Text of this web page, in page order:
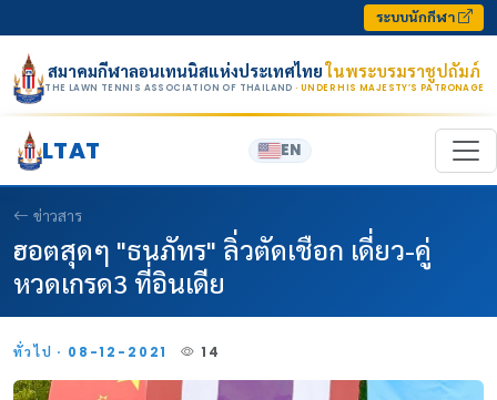
ระบบนักกีฬา
สมาคมกีฬาลอนเทนนิสแห่งประเทศไทยในพระบรมราชูปถัมภ์
THE LAWN TENNIS ASSOCIATION OF THAILAND · UNDER HIS MAJESTY’S PATRONAGE
LTAT EN
ข่าวสาร
ฮอตสุดๆ "ธนภัทร" ลิ่วตัดเชือก เดี่ยว-คู่
หวดเกรด3 ที่อินเดีย
ทั่วไป · 08-12-2021 14